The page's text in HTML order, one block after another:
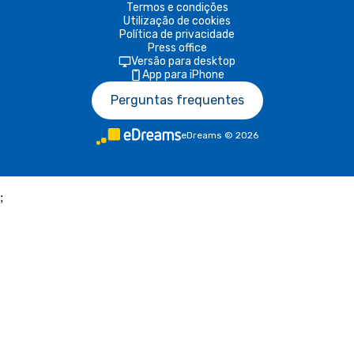
Termos e condições
Utilização de cookies
Política de privacidade
Press office
Versão para desktop
App para iPhone
Perguntas frequentes
eDreams © 2026
;